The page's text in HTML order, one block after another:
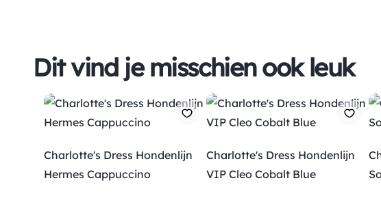
Dit vind je misschien ook leuk
Charlotte's Dress Hondenlijn
Hermes Cappuccino
Charlotte's Dress Hondenlijn
VIP Cleo Cobalt Blue